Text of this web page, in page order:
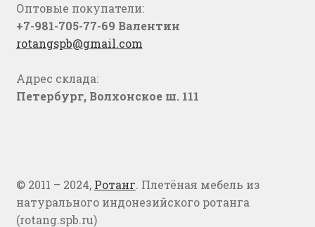
Оптовые покупатели:
+7-981-705-77-69 Валентин
rotangspb@gmail.com
Адрес склада:
Петербург, Волхонское ш. 111
© 2011 – 2024, Ротанг. Плетёная мебель из
натурального индонезийского ротанга
(rotang.spb.ru)